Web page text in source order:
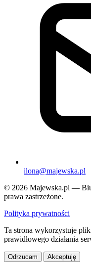
ilona@majewska.pl
© 2026 Majewska.pl —
prawa zastrzeżone.
Polityka prywatności
Ta strona wykorzystuje
prawidłowego działania
Odrzucam Akceptuję